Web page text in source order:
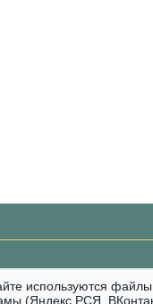
используются
(Яндекс РСЯ,